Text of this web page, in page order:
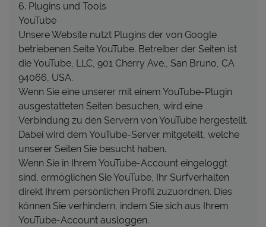
6. Plugins und Tools
YouTube
Unsere Website nutzt Plugins der von Google
betriebenen Seite YouTube. Betreiber der Seiten ist
die YouTube, LLC, 901 Cherry Ave., San Bruno, CA
94066, USA.
Wenn Sie eine unserer mit einem YouTube-Plugin
ausgestatteten Seiten besuchen, wird eine
Verbindung zu den Servern von YouTube hergestellt.
Dabei wird dem YouTube-Server mitgeteilt, welche
unserer Seiten Sie besucht haben.
Wenn Sie in Ihrem YouTube-Account eingeloggt
sind, ermöglichen Sie YouTube, Ihr Surfverhalten
direkt Ihrem persönlichen Profil zuzuordnen. Dies
können Sie verhindern, indem Sie sich aus Ihrem
YouTube-Account ausloggen.